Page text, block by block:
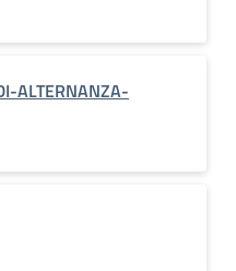
ALTERNANZA-